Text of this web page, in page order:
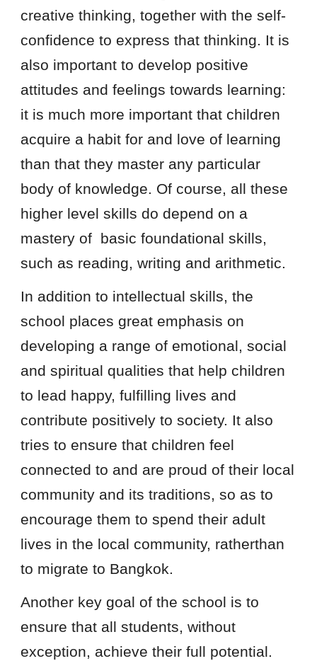
creative thinking, together with the self-
confidence to express that thinking. It is
also important to develop positive
attitudes and feelings towards learning:
it is much more important that children
acquire a habit for and love of learning
than that they master any particular
body of knowledge. Of course, all these
higher level skills do depend on a
mastery of basic foundational skills,
such as reading, writing and arithmetic.
In addition to intellectual skills, the
school places great emphasis on
developing a range of emotional, social
and spiritual qualities that help children
to lead happy, fulfilling lives and
contribute positively to society. It also
tries to ensure that children feel
connected to and are proud of their local
community and its traditions, so as to
encourage them to spend their adult
lives in the local community, ratherthan
to migrate to Bangkok.
Another key goal of the school is to
ensure that all students, without
exception, achieve their full potential.